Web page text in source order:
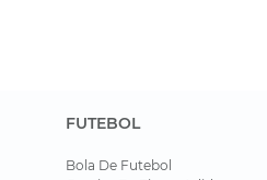
FUTEBOL
Bola De Futebol